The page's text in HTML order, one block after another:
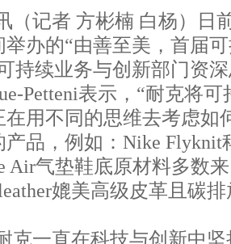
（记者 方彬楠 白杨）日
举办的“由善至美，首届
持续业务与创新部门资
Petteni表示，“耐克将
在用不同的思维去考虑如
产品，例如：Nike Flyknit
Air气垫鞋底原材料多数
媲美高级皮革且碳
克一直在科技与创新中